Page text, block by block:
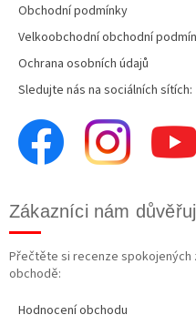
Obchodní podmínky
Velkoobchodní obchodní
Ochrana osobních údajů
Sledujte nás na sociálních sítích:
Zákazníci nám
Přečtěte si recenze spokojených
obchodě:
Hodnocení obchodu